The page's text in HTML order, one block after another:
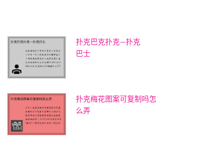
扑克巴克扑克—扑克
巴士
扑克梅花图案可复制吗怎
么弄